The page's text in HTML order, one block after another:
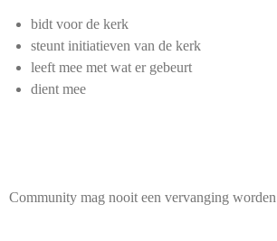
bidt voor de kerk
steunt initiatieven van de kerk
leeft mee met wat er gebeurt
dient mee
Community mag nooit een vervanging